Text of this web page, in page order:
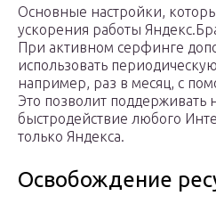
Основные настройки,
ускорения работы
При активном серфинге
использовать
например, раз в месяц, с
Это позволит поддерживать
быстродействие любого
только Яндекса.
Освобождение